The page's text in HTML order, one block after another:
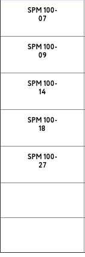
SPM 100-
07
SPM 100-
09
SPM 100-
14
SPM 100-
18
SPM 100-
27